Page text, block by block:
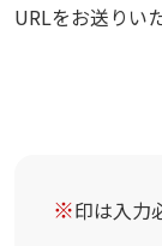
URLをお送りい
※印は入力